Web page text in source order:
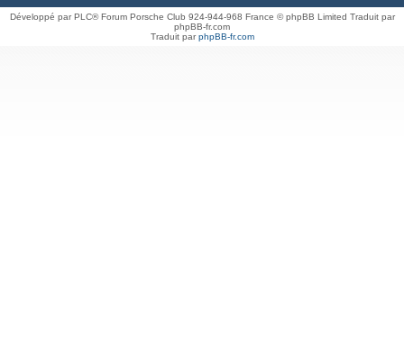
Développé par PLC® Forum Porsche Club 924-944-968 France © phpBB Limited Traduit par
phpBB-fr.com
Traduit parphpBB-fr.com